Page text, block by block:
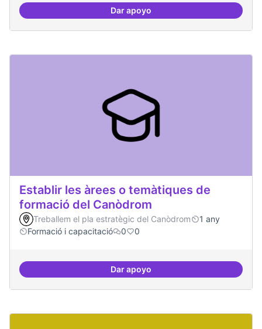
Dar apoyoEspais oberts i cuidats
Establir les àrees o temàtiques de
formació del Canòdrom
Treballem el pla estratègic del Canòdrom
1 any
Formació i capacitació
0 0
Dar apoyoEstablir les àrees o temàtiques